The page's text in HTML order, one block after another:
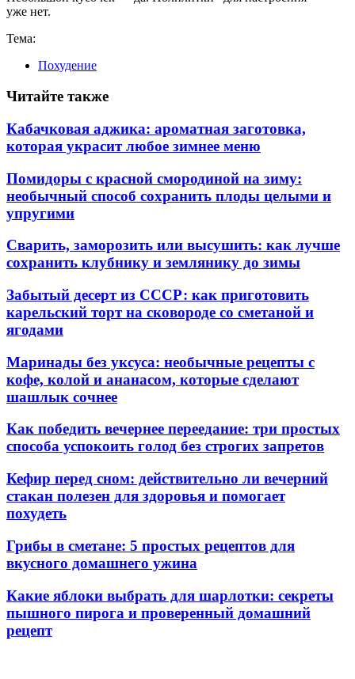
уже нет.
Тема:
Похудение
Читайте также
Кабачковая аджика: ароматная заготовка,
которая украсит любое зимнее меню
Помидоры с красной смородиной на зиму:
необычный способ сохранить плоды целыми и
упругими
Сварить, заморозить или высушить: как лучше
сохранить клубнику и землянику до зимы
Забытый десерт из СССР: как приготовить
карельский торт на сковороде со сметаной и
ягодами
Маринады без уксуса: необычные рецепты с
кофе, колой и ананасом, которые сделают
шашлык сочнее
Как победить вечернее переедание: три простых
способа успокоить голод без строгих запретов
Кефир перед сном: действительно ли вечерний
стакан полезен для здоровья и помогает
похудеть
Грибы в сметане: 5 простых рецептов для
вкусного домашнего ужина
Какие яблоки выбрать для шарлотки: секреты
пышного пирога и проверенный домашний
рецепт